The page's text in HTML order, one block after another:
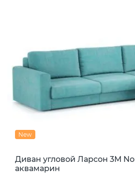
New
Диван угловой Ларсон 3М
аквамарин